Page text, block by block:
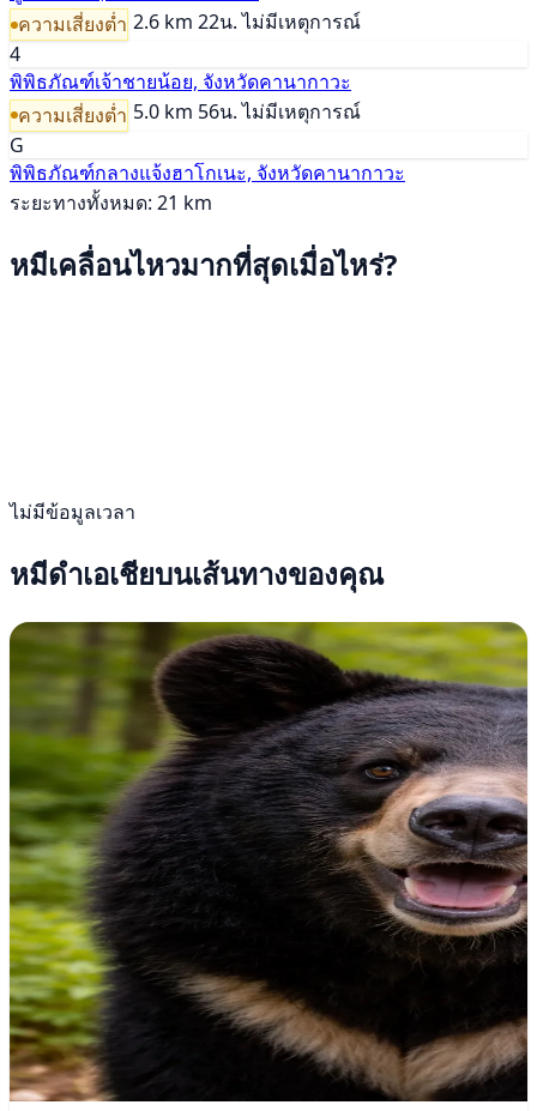
ความเสี่ยงต่ำ 2.6 km 22น. ไม่มีเหตุการณ์
4
พิพิธภัณฑ์เจ้าชายน้อย, จังหวัดคานากาวะ
ความเสี่ยงต่ำ 5.0 km 56น. ไม่มีเหตุการณ์
G
พิพิธภัณฑ์กลางแจ้งฮาโกเนะ, จังหวัดคานากาวะ
ระยะทางทั้งหมด: 21 km
หมีเคลื่อนไหวมากที่สุดเมื่อไหร่?
ไม่มีข้อมูลเวลา
หมีดำเอเชียบนเส้นทางของคุณ